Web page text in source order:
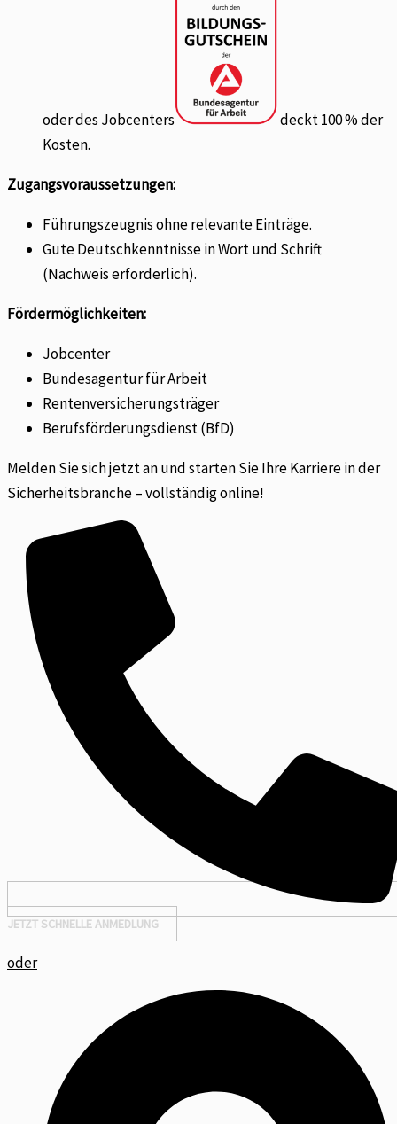
oder des Jobcenters
deckt 100 % der
Kosten.
Zugangsvoraussetzungen:
Führungszeugnis ohne relevante Einträge.
Gute Deutschkenntnisse in Wort und Schrift
(Nachweis erforderlich).
Fördermöglichkeiten:
Jobcenter
Bundesagentur für Arbeit
Rentenversicherungsträger
Berufsförderungsdienst (BfD)
Melden Sie sich jetzt an und starten Sie Ihre Karriere in der
Sicherheitsbranche – vollständig online!
JETZT SCHNELLE ANMEDLUNG
oder